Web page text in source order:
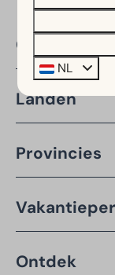
Over
Landen
Provincies
Ontdek
NL